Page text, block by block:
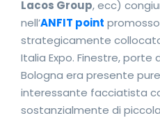
Lacos Group, ecc)
nell’ANFIT point promosso
strategicamente
Italia Expo. Finestre, porte
Bologna era presente
interessante facciatista
sostanzialmente di